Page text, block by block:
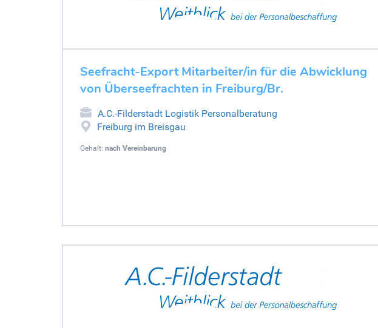
Seefracht-Export Mitarbeiter/in für die Abwicklung
von Überseefrachten in Freiburg/Br.
A.C.-Filderstadt Logistik Personalberatung
Freiburg im Breisgau
Gehalt: nach Vereinbarung